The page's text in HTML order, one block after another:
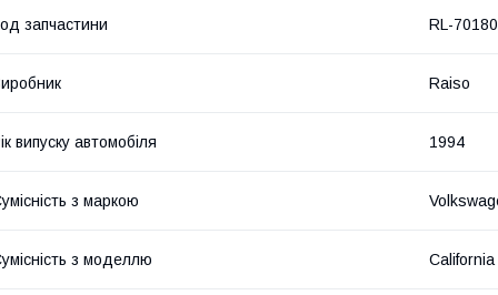
запчастини RL-
Raiso
випуску автомобіля 1994
з маркою
з моделлю California